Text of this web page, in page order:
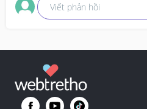
Viết phản hồi